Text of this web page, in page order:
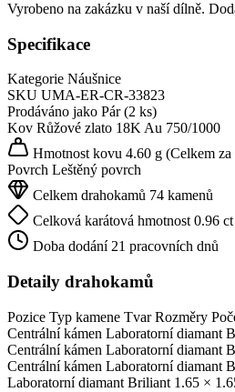
Vyrobeno na zakázku v naší dílně.
Specifikace
Kategorie Náušnice
SKU UMA-ER-CR-33823
Prodáváno jako Pár (2 ks)
Kov Růžové zlato 18KAu 750/1000
Hmotnost kovu 4.60 g (Celkem za
Povrch Leštěný povrch
Celkem drahokamů 74 kamenů
Celková karátová hmotnost 0.96 ct
Doba dodání 21 pracovních dnů
Detaily drahokamů
Pozice Typ kamene Tvar Rozměry
Centrální kámen Laboratorní diamant
Centrální kámen Laboratorní diamant
Centrální kámen Laboratorní diamant
Laboratorní diamant Briliant 1.65 ×